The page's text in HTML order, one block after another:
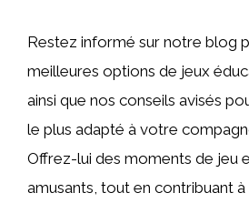
Restez informé sur notre blog
meilleures options de jeux
ainsi que nos conseils avisés
le plus adapté à votre
Offrez-lui des moments de jeu
amusants, tout en contribuant